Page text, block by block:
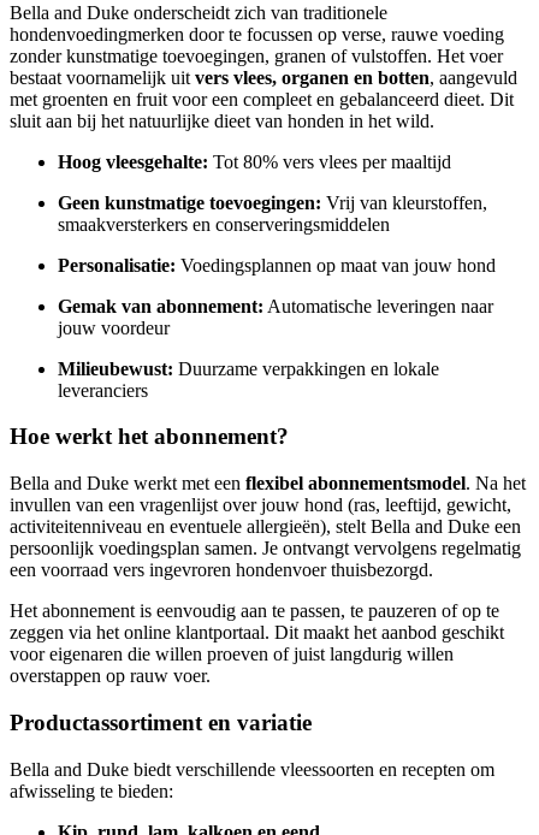
Bella and Duke onderscheidt zich van traditionele
hondenvoedingmerken door te focussen op verse, rauwe voeding
zonder kunstmatige toevoegingen, granen of vulstoffen. Het voer
bestaat voornamelijk uit vers vlees, organen en botten, aangevuld
met groenten en fruit voor een compleet en gebalanceerd dieet. Dit
sluit aan bij het natuurlijke dieet van honden in het wild.
Hoog vleesgehalte: Tot 80% vers vlees per maaltijd
Geen kunstmatige toevoegingen: Vrij van kleurstoffen,
smaakversterkers en conserveringsmiddelen
Personalisatie: Voedingsplannen op maat van jouw hond
Gemak van abonnement: Automatische leveringen naar
jouw voordeur
Milieubewust: Duurzame verpakkingen en lokale
leveranciers
Hoe werkt het abonnement?
Bella and Duke werkt met een flexibel abonnementsmodel. Na het
invullen van een vragenlijst over jouw hond (ras, leeftijd, gewicht,
activiteitenniveau en eventuele allergieën), stelt Bella and Duke een
persoonlijk voedingsplan samen. Je ontvangt vervolgens regelmatig
een voorraad vers ingevroren hondenvoer thuisbezorgd.
Het abonnement is eenvoudig aan te passen, te pauzeren of op te
zeggen via het online klantportaal. Dit maakt het aanbod geschikt
voor eigenaren die willen proeven of juist langdurig willen
overstappen op rauw voer.
Productassortiment en variatie
Bella and Duke biedt verschillende vleessoorten en recepten om
afwisseling te bieden: